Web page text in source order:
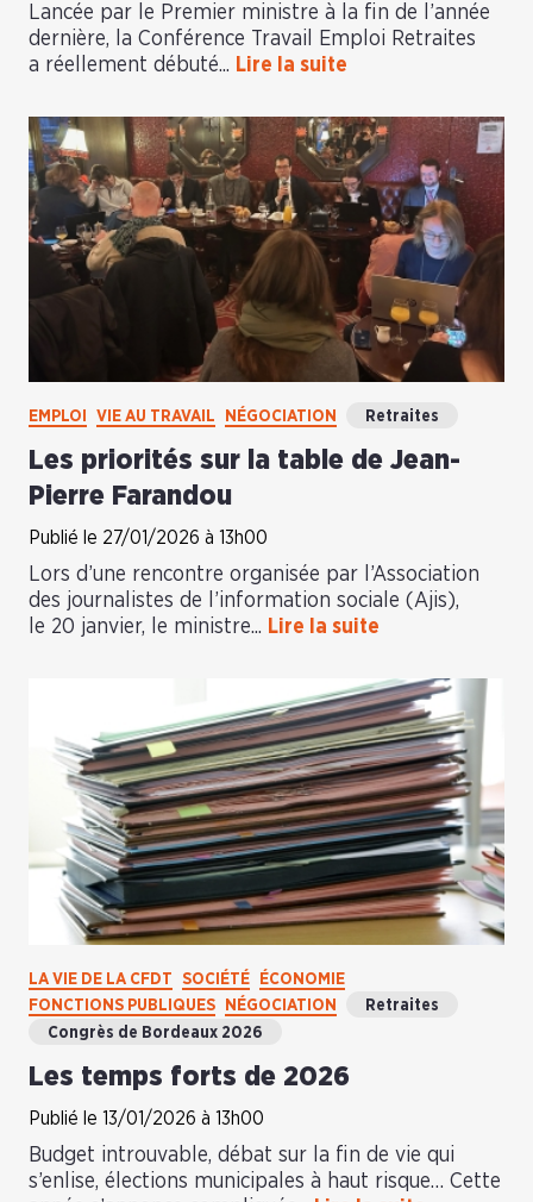
Lancée par le Premier ministre à la fin de l’année
dernière, la Conférence Travail Emploi Retraites
a réellement débuté... Lire la suite
EMPLOI VIE AU TRAVAIL NÉGOCIATION Retraites
Les priorités sur la table de Jean-
Pierre Farandou
Publié le 27/01/2026 à 13h00
Lors d’une rencontre organisée par l’Association
des journalistes de l’information sociale (Ajis),
le 20 janvier, le ministre... Lire la suite
LA VIE DE LA CFDT SOCIÉTÉ
ÉCONOMIE
FONCTIONS PUBLIQUES
NÉGOCIATION
Retraites
Congrès de Bordeaux 2026
Les temps forts de 2026
Publié le 13/01/2026 à 13h00
Budget introuvable, débat sur la fin de vie qui
s’enlise, élections municipales à haut risque… Cette